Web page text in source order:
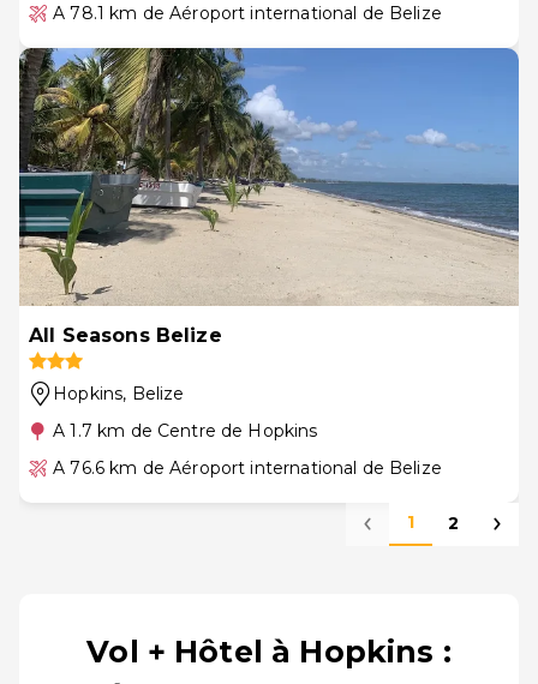
A 78.1 km de Aéroport international de Belize
All Seasons Belize
Hopkins, Belize
A 1.7 km de Centre de Hopkins
A 76.6 km de Aéroport international de Belize
1 2
Vol + Hôtel à Hopkins :